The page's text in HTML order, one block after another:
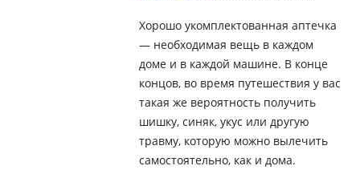
Хорошо укомплектованная аптечка
— необходимая вещь в каждом
доме и в каждой машине. В конце
концов, во время путешествия у вас
такая же вероятность получить
шишку, синяк, укус или другую
травму, которую можно вылечить
самостоятельно, как и дома.